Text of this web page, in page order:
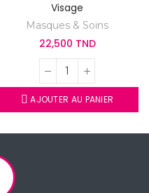
Visage
Masques & Soins
22,500 TND
AJOUTER AU PANIER